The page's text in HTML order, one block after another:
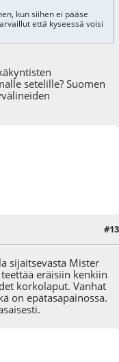
kun siihen ei pääse
että kyseessä voisi
setelille? Suomen
#13
sijaitsevasta Mister
eräisiin kenkiin
korkolaput. Vanhat
on epätasapainossa.